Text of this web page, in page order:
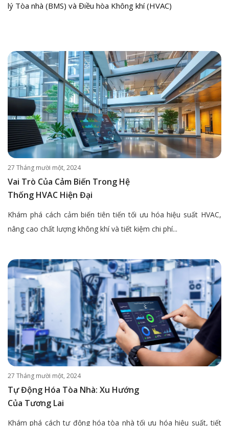
lý Tòa nhà (BMS) và Điều hòa Không khí (HVAC)
27 Tháng mười một, 2024
Vai Trò Của Cảm Biến Trong Hệ
Thống HVAC Hiện Đại
Khám phá cách cảm biến tiên tiến tối ưu hóa hiệu suất HVAC,
nâng cao chất lượng không khí và tiết kiệm chi phí...
27 Tháng mười một, 2024
Tự Động Hóa Tòa Nhà: Xu Hướng
Của Tương Lai
Khám phá cách tự động hóa tòa nhà tối ưu hóa hiệu suất, tiết